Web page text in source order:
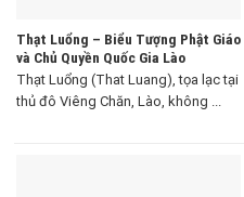
Thạt Luổng – Biểu Tượng Phật Giáo
và Chủ Quyền Quốc Gia Lào
Thạt Luổng (That Luang), tọa lạc tại
thủ đô Viêng Chăn, Lào, không ...